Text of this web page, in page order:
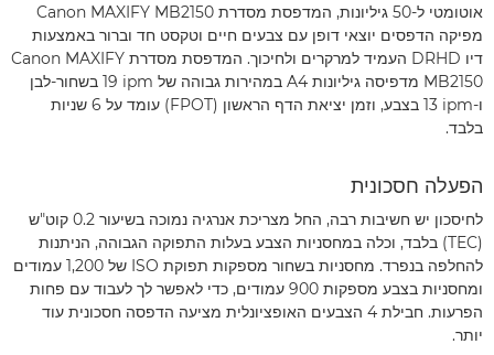
אוטומטי ל-50 גיליונות, המדפסת מסדרת Canon MAXIFY MB2150
מפיקה הדפסים יוצאי דופן עם צבעים חיים וטקסט חד וברור באמצעות
דיו DRHD העמיד למרקרים ולחיכוך. המדפסת מסדרת Canon MAXIFY
MB2150 מדפיסה גיליונות A4 במהירות גבוהה של ‎19 ipm בשחור-לבן
ו-‎13 ipm בצבע, וזמן יציאת הדף הראשון (FPOT) עומד על 6 שניות
בלבד.
הפעלה חסכונית
לחיסכון יש חשיבות רבה, החל מצריכת אנרגיה נמוכה בשיעור 0.2 קוט"ש
(TEC) בלבד, וכלה במחסניות הצבע בעלות התפוקה הגבוהה, הניתנות
להחלפה בנפרד. מחסניות בשחור מספקות תפוקת ISO של 1,200 עמודים
ומחסניות בצבע מספקות 900 עמודים, כדי לאפשר לך לעבוד עם פחות
הפרעות. חבילת 4 הצבעים האופציונלית מציעה הדפסה חסכונית עוד
יותר.